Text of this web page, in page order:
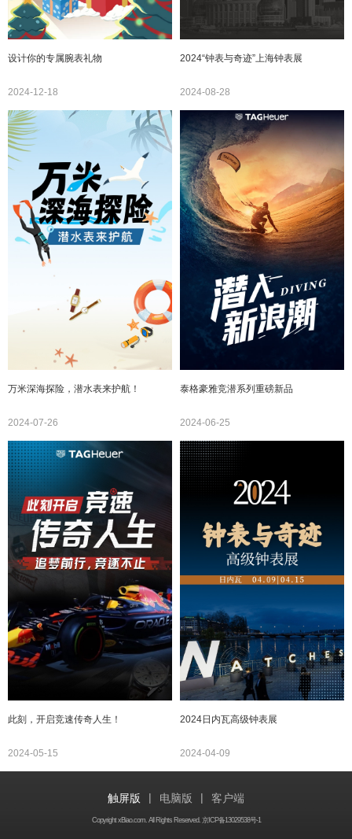
设计你的专属腕表礼物
2024-12-18
2024“钟表与奇迹”上海钟表展
2024-08-28
万米深海探险，潜水表来护航！
2024-07-26
泰格豪雅竞潜系列重磅新品
2024-06-25
此刻，开启竞速传奇人生！
2024-05-15
2024日内瓦高级钟表展
2024-04-09
触屏版 | 电脑版 | 客户端
Copyright xBiao.com. All Rights Reserved. 京ICP备13029538号-1